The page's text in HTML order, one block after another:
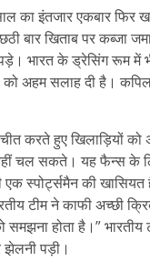
का इंतजार एकबार
बार खिताब पर कब्जा
भारत के ड्रेसिंग रूम में
को अहम सलाह दी है।
करते हुए खिलाड़ियों को
चल सकते। यह फैन्स के
स्पोर्ट्समैन की खासियत
टीम ने काफी अच्छी
होता है।”
पड़ी।